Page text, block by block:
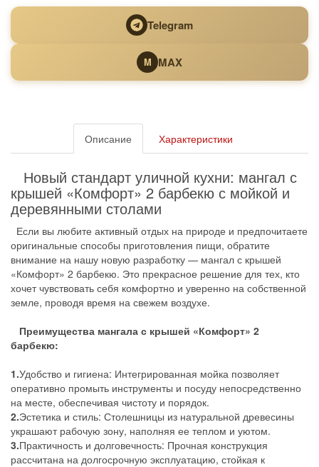
Telegram
M MAX
Описание Характеристики
Новый стандарт уличной кухни: мангал с
крышей «Комфорт» 2 барбекю с мойкой и
деревянными столами
Если вы любите активный отдых на природе и предпочитаете
оригинальные способы приготовления пищи, обратите
внимание на нашу новую разработку — мангал с крышей
«Комфорт» 2 барбекю. Это прекрасное решение для тех, кто
хочет чувствовать себя комфортно и уверенно на собственной
земле, проводя время на свежем воздухе.
Преимущества мангала с крышей «Комфорт» 2
барбекю:
1.Удобство и гигиена: Интегрированная мойка позволяет
оперативно промыть инструменты и посуду непосредственно
на месте, обеспечивая чистоту и порядок.
2.Эстетика и стиль: Столешницы из натуральной древесины
украшают рабочую зону, наполняя ее теплом и уютом.
3.Практичность и долговечность: Прочная конструкция
рассчитана на долгосрочную эксплуатацию, стойкая к